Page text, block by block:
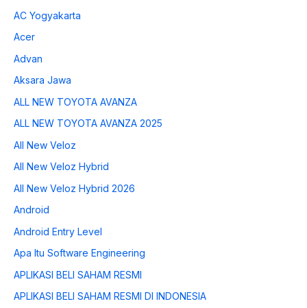
AC Yogyakarta
Acer
Advan
Aksara Jawa
ALL NEW TOYOTA AVANZA
ALL NEW TOYOTA AVANZA 2025
All New Veloz
All New Veloz Hybrid
All New Veloz Hybrid 2026
Android
Android Entry Level
Apa Itu Software Engineering
APLIKASI BELI SAHAM RESMI
APLIKASI BELI SAHAM RESMI DI INDONESIA